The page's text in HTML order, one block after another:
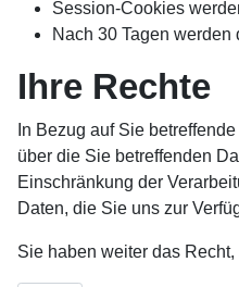
Session-Cookies
Nach 30 Tagen
Ihre Rechte
In Bezug auf Sie
über die Sie betreffenden
Einschränkung der
Daten, die Sie uns zur
Sie haben weiter das